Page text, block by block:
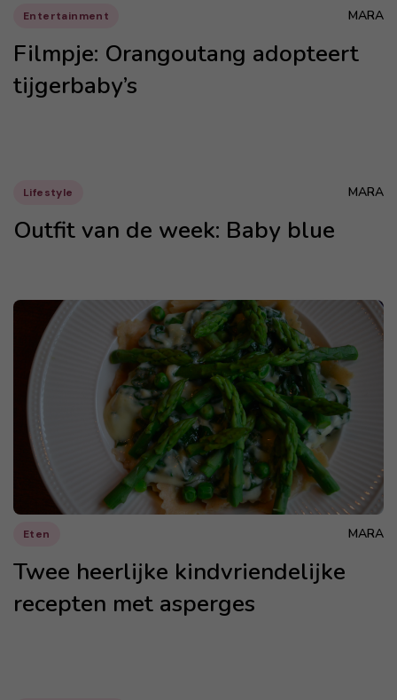
Entertainment MARA
Filmpje: Orangoutang adopteert
tijgerbaby’s
Lifestyle MARA
Outfit van de week: Baby blue
Eten MARA
Twee heerlijke kindvriendelijke
recepten met asperges